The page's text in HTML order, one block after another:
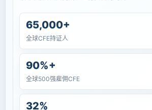
65,000+
全球CFE持证人
90%+
全球500强雇佣CFE
32%